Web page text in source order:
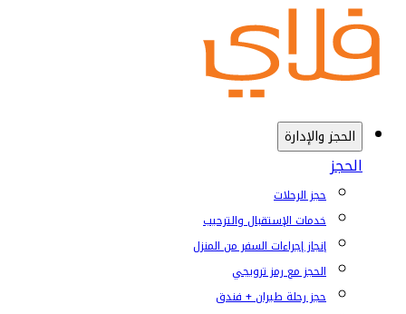
الحجز والإدارة
الحجز
حجز الرحلات
خدمات الإستقبال والترحيب
إنجاز إجراءات السفر من المنزل
الحجز مع رمز ترويجي
حجز رحلة طيران + فندق